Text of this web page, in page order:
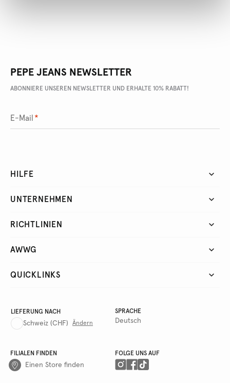
PEPE JEANS NEWSLETTER
ABONNIERE UNSEREN NEWSLETTER UND ERHALTE 10% RABATT!
E-Mail *
HILFE
UNTERNEHMEN
RICHTLINIEN
AWWG
QUICKLINKS
LIEFERUNG NACH
Schweiz (CHF) Ändern
SPRACHE
Deutsch
FILIALEN FINDEN
Einen Store finden
FOLGE UNS AUF